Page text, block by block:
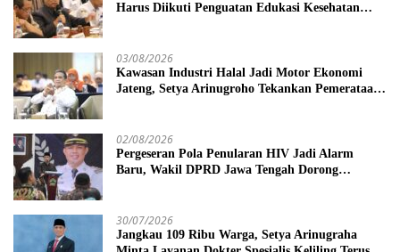
Harus Diikuti Penguatan Edukasi Kesehatan
03/08/2026
Kawasan Industri Halal Jadi Motor Ekonomi
Jateng, Setya Arinugroho Tekankan Pemerataan
02/08/2026
Pergeseran Pola Penularan HIV Jadi Alarm
Baru, Wakil DPRD Jawa Tengah Dorong
30/07/2026
Jangkau 109 Ribu Warga, Setya Arinugraha